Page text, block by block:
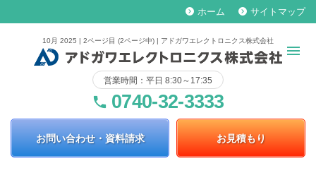
keyboard_arrow_right ホーム keyboard_arrow_right サイトマップ
10月 2025 | 2ページ目 (2ページ中) | アドガワエレクトロニクス株式会社
営業時間：平日 8:30～17:35
phone 0740-32-3333
お問い合わせ・資料請求 お見積もり